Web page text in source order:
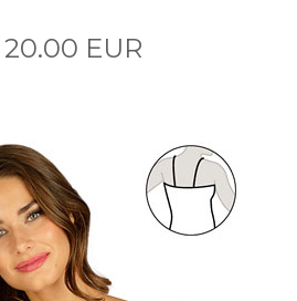
20.00 EUR